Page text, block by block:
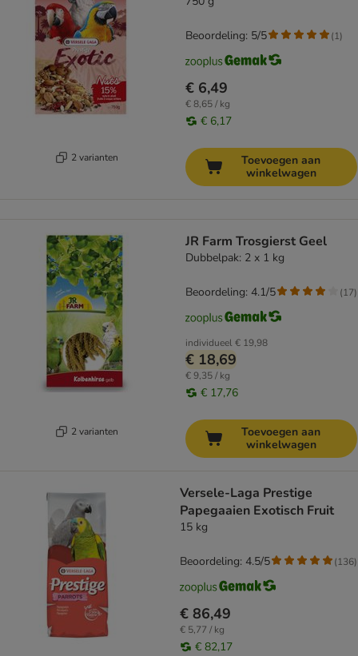
2 varianten
€ 6,49
€ 8,65 / kg
€ 6,17
Beoordeling: 5/5 (1)
Toevoegen aan
winkelwagen
2 varianten
JR Farm Trosgierst Geel
Dubbelpak: 2 x 1 kg
individueel€ 19,98
€ 18,69
€ 9,35 / kg
€ 17,76
Beoordeling: 4.1/5 (17)
Toevoegen aan
winkelwagen
Versele-Laga Prestige
Papegaaien Exotisch Fruit
15 kg
€ 86,49
€ 5,77 / kg
€ 82,17
Beoordeling: 4.5/5 (136)